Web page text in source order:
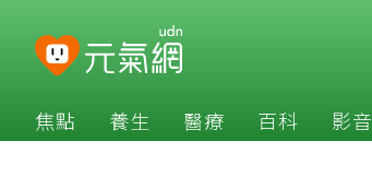
焦點 養生 醫療 百科 影音